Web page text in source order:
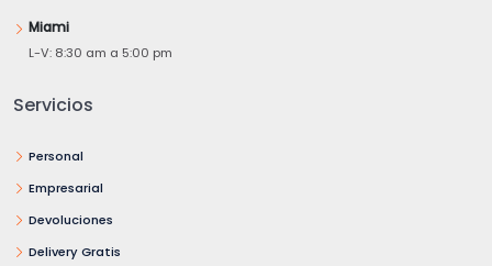
Miami
L-V: 8:30 am a 5:00 pm
Servicios
Personal
Empresarial
Devoluciones
Delivery Gratis